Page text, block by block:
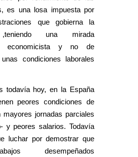
es una losa impuesta por
que gobierna la
una mirada
economicista y no de
condiciones laborales
todavía hoy, en la España
peores condiciones de
mayores jornadas parciales
y peores salarios. Todavía
luchar por demostrar que
desempeñados